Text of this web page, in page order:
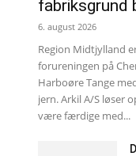
fabriksgrund
6. august 2026
Region Midtjylland
forureningen på
Harboøre Tange
jern. Arkil A/S løser
være færdige med...